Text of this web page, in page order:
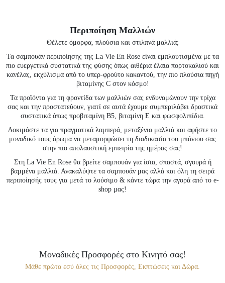
Περιποίηση Μαλλιών
Θέλετε όμορφα, πλούσια και στιλπνά μαλλιά;
Τα σαμπουάν περιποίησης της La Vie En Rose είναι εμπλουτισμένα με τα
πιο ευεργετικά συστατικά της φύσης όπως αιθέρια έλαια πορτοκαλιού και
κανέλας, εκχύλισμα από το υπερ-φρούτο κακαντού, την πιο πλούσια πηγή
βιταμίνης C στον κόσμο!
Τα προϊόντα για τη φροντίδα των μαλλιών σας ενδυναμώνουν την τρίχα
σας και την προστατεύουν, γιατί σε αυτά έχουμε συμπεριλάβει δραστικά
συστατικά όπως προβιταμίνη Β5, βιταμίνη Ε και φωσφολιπίδια.
Δοκιμάστε τα για πραγματικά λαμπερά, μεταξένια μαλλιά και αφήστε το
μοναδικό τους άρωμα να μεταμορφώσει τη διαδικασία του μπάνιου σας
στην πιο απολαυστική εμπειρία της ημέρας σας!
Στη La Vie En Rose θα βρείτε σαμπουάν για ίσια, σπαστά, σγουρά ή
βαμμένα μαλλιά. Ανακαλύψτε τα σαμπουάν μας αλλά και όλη τη σειρά
περιποίησής τους για μετά το λούσιμο & κάντε τώρα την αγορά από το e-
shop μας!
Μοναδικές Προσφορές στο Κινητό σας!
Μάθε πρώτα εσύ όλες τις Προσφορές, Εκπτώσεις και Δώρα.